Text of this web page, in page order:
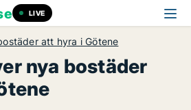
LIVE
att hyra i Götene
nya bostäder